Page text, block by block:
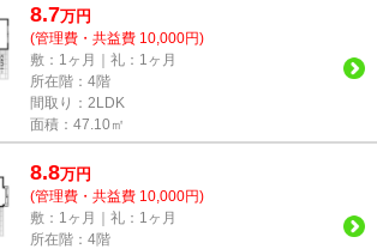
8.7万円
(管理費・共益費 10,000円)
敷：1ヶ月｜礼：1ヶ月
所在階：4階
間取り：2LDK
面積：47.10㎡
8.8万円
(管理費・共益費 10,000円)
敷：1ヶ月｜礼：1ヶ月
所在階：4階